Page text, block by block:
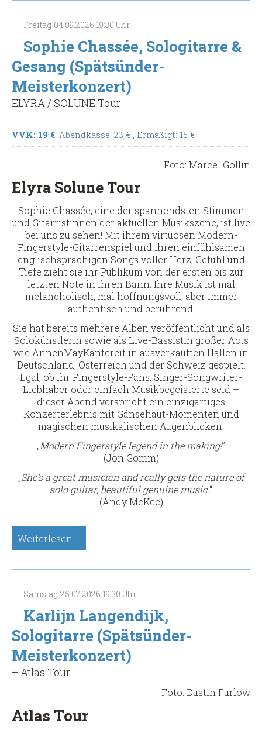
Charango
(Spätsünder-
Meisterkonzert)
Freitag 04.09.2026 19:30 Uhr
Sophie Chassée, Sologitarre &
Gesang (Spätsünder-
Meisterkonzert)
ELYRA / SOLUNE Tour
VVK: 19 € , Abendkasse: 23 € , Ermäßigt: 15 €
Foto: Marcel Gollin
Elyra Solune Tour
Sophie Chassée, eine der spannendsten Stimmen
und Gitarristinnen der aktuellen Musikszene, ist live
bei uns zu sehen! Mit ihrem virtuosen Modern-
Fingerstyle-Gitarrenspiel und ihren einfühlsamen
englischsprachigen Songs voller Herz, Gefühl und
Tiefe zieht sie ihr Publikum von der ersten bis zur
letzten Note in ihren Bann. Ihre Musik ist mal
melancholisch, mal hoffnungsvoll, aber immer
authentisch und berührend.
Sie hat bereits mehrere Alben veröffentlicht und als
Solokünstlerin sowie als Live-Bassistin großer Acts
wie AnnenMayKantereit in ausverkauften Hallen in
Deutschland, Österreich und der Schweiz gespielt.
Egal, ob ihr Fingerstyle-Fans, Singer-Songwriter-
Liebhaber oder einfach Musikbegeisterte seid –
dieser Abend verspricht ein einzigartiges
Konzerterlebnis mit Gänsehaut-Momenten und
magischen musikalischen Augenblicken!
„Modern Fingerstyle legend in the making!”
(Jon Gomm)
„She's a great musician and really gets the nature of
solo guitar, beautiful genuine music.“
(Andy McKee)
Weiterlesen …
Sophie
Chassée,
(Spätsünder-
Meisterkonzert)
Samstag 25.07.2026 19:30 Uhr
Karlijn Langendijk,
Sologitarre (Spätsünder-
Meisterkonzert)
+ Atlas Tour
Foto: Dustin Furlow
Atlas Tour